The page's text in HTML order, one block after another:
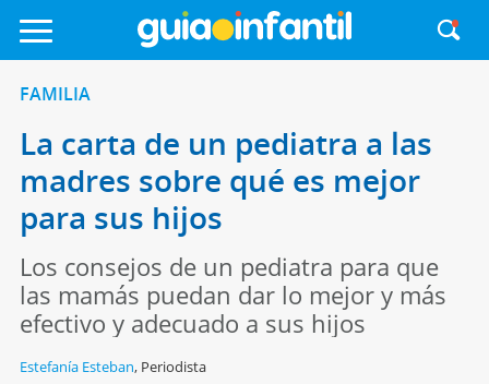
FAMILIA
La carta de un pediatra a las
madres sobre qué es mejor
para sus hijos
Los consejos de un pediatra para que
las mamás puedan dar lo mejor y más
efectivo y adecuado a sus hijos
Estefanía Esteban, Periodista